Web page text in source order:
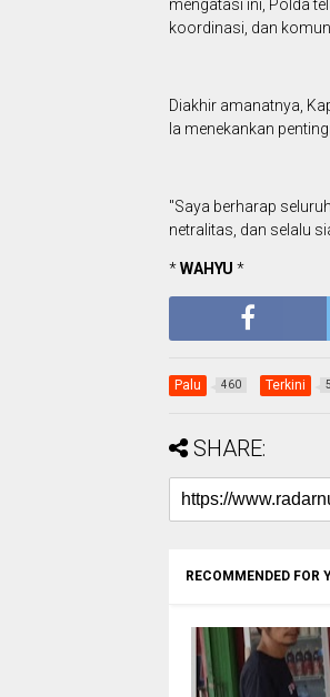
mengatasi ini, Polda
koordinasi, dan
Diakhir amanatnya,
Ia menekankan
"Saya berharap
netralitas, dan selalu
*WAHYU *
Palu 460 Terkini
SHARE:
RECOMMENDED FOR